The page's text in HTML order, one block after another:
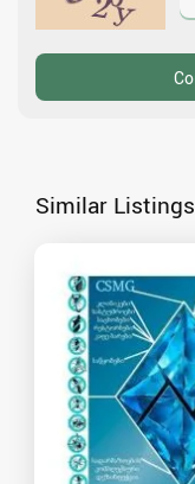
Similar Listings